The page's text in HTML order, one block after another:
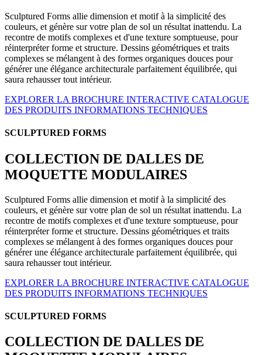
Sculptured Forms allie dimension et motif à la simplicité des
couleurs, et génère sur votre plan de sol un résultat inattendu. La
recontre de motifs complexes et d'une texture somptueuse, pour
réinterpréter forme et structure. Dessins géométriques et traits
complexes se mélangent à des formes organiques douces pour
générer une élégance architecturale parfaitement équilibrée, qui
saura rehausser tout intérieur.
EXPLORER LA BROCHURE INTERACTIVE CATALOGUE
DES PRODUITS INFORMATIONS TECHNIQUES
SCULPTURED FORMS
COLLECTION DE DALLES DE
MOQUETTE MODULAIRES
Sculptured Forms allie dimension et motif à la simplicité des
couleurs, et génère sur votre plan de sol un résultat inattendu. La
recontre de motifs complexes et d'une texture somptueuse, pour
réinterpréter forme et structure. Dessins géométriques et traits
complexes se mélangent à des formes organiques douces pour
générer une élégance architecturale parfaitement équilibrée, qui
saura rehausser tout intérieur.
EXPLORER LA BROCHURE INTERACTIVE CATALOGUE
DES PRODUITS INFORMATIONS TECHNIQUES
SCULPTURED FORMS
COLLECTION DE DALLES DE